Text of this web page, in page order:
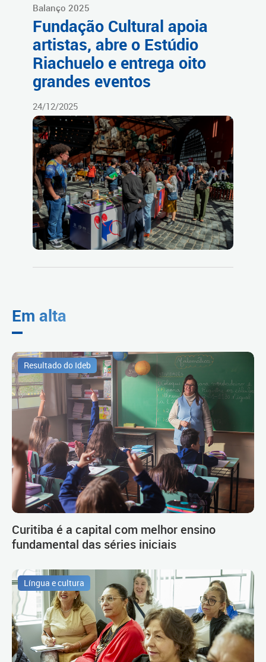
Balanço 2025
Fundação Cultural apoia
artistas, abre o Estúdio
Riachuelo e entrega oito
grandes eventos
24/12/2025
Em alta
Resultado do Ideb
Curitiba é a capital com melhor ensino
fundamental das séries iniciais
Língua e cultura